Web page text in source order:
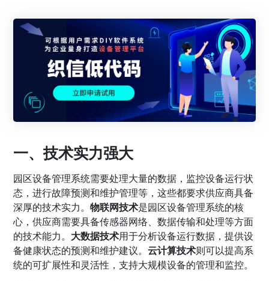
一、技术实力强大
园区设备管理系统需要处理大量的数据，监控设备运行状
态，进行故障预测和维护管理等，这些都要求供应商具备
深厚的技术实力。物联网技术是园区设备管理系统的核
心，供应商需要具备传感器网络、数据传输和处理等方面
的技术能力。 大数据技术用于分析设备运行数据，提供设
备健康状态的预测和维护建议。云计算技术则可以提高系
统的可扩展性和灵活性，支持大规模设备的管理和监控。